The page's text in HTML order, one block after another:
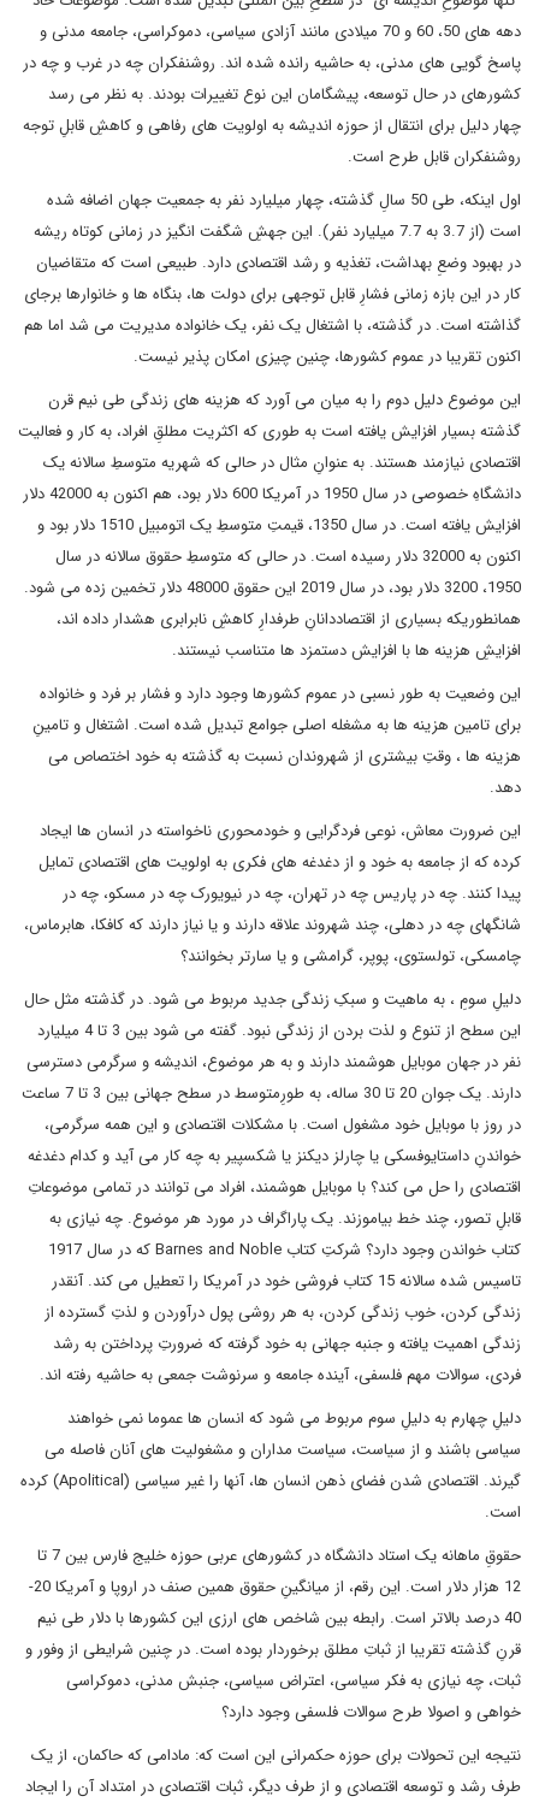
دهه های 50، 60 و 70 میلادی مانند آزادی سیاسی، دموکراسی، جامعه مدنی و
پاسخ گویی های مدنی، به حاشیه رانده شده اند. روشنفکران چه در غرب و چه در
کشورهای در حال توسعه، پیشگامان این نوع تغییرات بودند. به نظر می رسد
چهار دلیل برای انتقال از حوزه اندیشه به اولویت های رفاهی و کاهشِ قابلِ توجه
روشنفکران قابل طرح است.
اول اینکه، طی 50 سالِ گذشته، چهار میلیارد نفر به جمعیت جهان اضافه شده
است (از 3.7 به 7.7 میلیارد نفر). این جهشِ شگفت انگیز در زمانی کوتاه ریشه
در بهبود وضعِ بهداشت، تغذیه و رشد اقتصادی دارد. طبیعی است که متقاضیان
کار در این بازه زمانی فشارِ قابل توجهی برای دولت ها، بنگاه ها و خانوارها برجای
گذاشته است. در گذشته، با اشتغال یک نفر، یک خانواده مدیریت می شد اما هم
اکنون تقریبا در عموم کشورها، چنین چیزی امکان پذیر نیست.
این موضوع دلیل دوم را به میان می آورد که هزینه های زندگی طی نیم قرن
گذشته بسیار افزایش یافته است به طوری که اکثریت مطلقِ افراد، به کار و فعالیت
اقتصادی نیازمند هستند. به عنوانِ مثال در حالی که شهریه متوسطِ سالانه یک
دانشگاهِ خصوصی در سال 1950 در آمریکا 600 دلار بود، هم اکنون به 42000 دلار
افزایش یافته است. در سال 1350، قیمتِ متوسطِ یک اتومبیل 1510 دلار بود و
اکنون به 32000 دلار رسیده است. در حالی که متوسطِ حقوق سالانه در سال
1950، 3200 دلار بود، در سال 2019 این حقوق 48000 دلار تخمین زده می شود.
همانطوریکه بسیاری از اقتصاددانانِ طرفدارِ کاهشِ نابرابری هشدار داده اند،
افزایشِ هزینه ها با افزایش دستمزد ها متناسب نیستند.
این وضعیت به طور نسبی در عموم کشورها وجود دارد و فشار بر فرد و خانواده
برای تامین هزینه ها به مشغله اصلی جوامع تبدیل شده است. اشتغال و تامینِ
هزینه ها ، وقتِ بیشتری از شهروندان نسبت به گذشته به خود اختصاص می
دهد.
این ضرورت معاش، نوعی فردگرایی و خودمحوری ناخواسته در انسان ها ایجاد
کرده که از جامعه به خود و از دغدغه های فکری به اولویت های اقتصادی تمایل
پیدا کنند. چه در پاریس چه در تهران، چه در نیویورک چه در مسکو، چه در
شانگهای چه در دهلی، چند شهروند علاقه دارند و یا نیاز دارند که کافکا، هابرماس،
چامسکی، تولستوی، پوپر، گرامشی و یا سارتر بخوانند؟
دلیلِ سومِ ، به ماهیت و سبکِ زندگی جدید مربوط می شود. در گذشته مثل حال
این سطح از تنوع و لذت بردن از زندگی نبود. گفته می شود بین 3 تا 4 میلیارد
نفر در جهان موبایل هوشمند دارند و به هر موضوع، اندیشه و سرگرمی دسترسی
دارند. یک جوان 20 تا 30 ساله، به طورِمتوسط در سطح جهانی بین 3 تا 7 ساعت
در روز با موبایل خود مشغول است. با مشکلات اقتصادی و این همه سرگرمی،
خواندنِ داستایوفسکی یا چارلز دیکنز یا شکسپیر به چه کار می آید و کدام دغدغه
اقتصادی را حل می کند؟ با موبایل هوشمند، افراد می توانند در تمامی موضوعاتِ
قابلِ تصور، چند خط بیاموزند. یک پاراگراف در مورد هر موضوع. چه نیازی به
کتاب خواندن وجود دارد؟ شرکتِ کتاب Barnes and Noble که در سال 1917
تاسیس شده سالانه 15 کتاب فروشی خود در آمریکا را تعطیل می کند. آنقدر
زندگی کردن، خوب زندگی کردن، به هر روشی پول درآوردن و لذتِ گسترده از
زندگی اهمیت یافته و جنبه جهانی به خود گرفته که ضرورتِ پرداختن به رشد
فردی، سوالات مهم فلسفی، آینده جامعه و سرنوشت جمعی به حاشیه رفته اند.
دلیلِ چهارم به دلیلِ سوم مربوط می شود که انسان ها عموما نمی خواهند
سیاسی باشند و از سیاست، سیاست مداران و مشغولیت های آنان فاصله می
گیرند. اقتصادی شدن فضای ذهن انسان ها، آنها را غیر سیاسی (Apolitical) کرده
است.
حقوقِ ماهانه یک استاد دانشگاه در کشورهای عربی حوزه خلیج فارس بین 7 تا
12 هزار دلار است. این رقم، از میانگینِ حقوق همین صنف در اروپا و آمریکا 20-
40 درصد بالاتر است. رابطه بین شاخص های ارزی این کشورها با دلار طی نیم
قرنِ گذشته تقریبا از ثباتِ مطلق برخوردار بوده است. در چنین شرایطی از وفور و
ثبات، چه نیازی به فکر سیاسی، اعتراض سیاسی، جنبش مدنی، دموکراسی
خواهی و اصولا طرح سوالات فلسفی وجود دارد؟
نتیجه این تحولات برای حوزه حکمرانی این است که: مادامی که حاکمان، از یک
طرف رشد و توسعه اقتصادی و از طرف دیگر، ثبات اقتصادی در امتداد آن را ایجاد